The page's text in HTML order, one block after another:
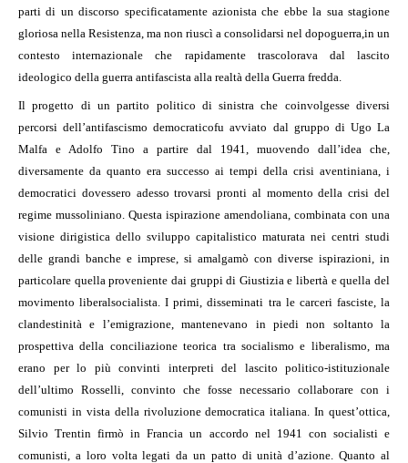
parti di un discorso specificatamente azionista che ebbe la sua stagione
gloriosa nella Resistenza, ma non riuscì a consolidarsi nel dopoguerra, in un
contesto internazionale che rapidamente trascolorava dal lascito
ideologico della guerra antifascista alla realtà della Guerra fredda.
Il progetto di un partito politico di sinistra che coinvolgesse diversi
percorsi dell’antifascismo democraticofu avviato dal gruppo di Ugo La
Malfa e Adolfo Tino a partire dal 1941, muovendo dall’idea che,
diversamente da quanto era successo ai tempi della crisi aventiniana, i
democratici dovessero adesso trovarsi pronti al momento della crisi del
regime mussoliniano. Questa ispirazione amendoliana, combinata con una
visione dirigistica dello sviluppo capitalistico maturata nei centri studi
delle grandi banche e imprese, si amalgamò con diverse ispirazioni, in
particolare quella proveniente dai gruppi di Giustizia e libertà e quella del
movimento liberalsocialista. I primi, disseminati tra le carceri fasciste, la
clandestinità e l’emigrazione, mantenevano in piedi non soltanto la
prospettiva della conciliazione teorica tra socialismo e liberalismo, ma
erano per lo più convinti interpreti del lascito politico-istituzionale
dell’ultimo Rosselli, convinto che fosse necessario collaborare con i
comunisti in vista della rivoluzione democratica italiana. In quest’ottica,
Silvio Trentin firmò in Francia un accordo nel 1941 con socialisti e
comunisti, a loro volta legati da un patto di unità d’azione. Quanto al